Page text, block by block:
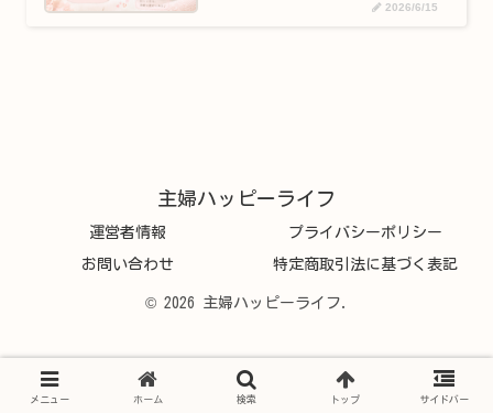
2026/6/15
主婦ハッピーライフ
運営者情報 プライバシーポリシー
お問い合わせ 特定商取引法に基づく表記
© 2026 主婦ハッピーライフ.
メニュー ホーム 検索 トップ サイドバー